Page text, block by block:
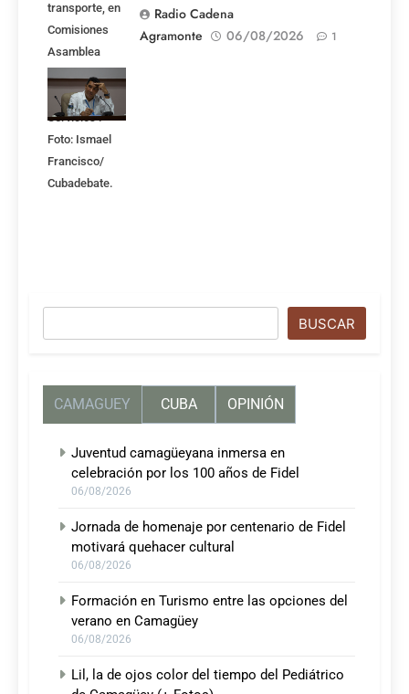
transporte, en
Comisiones
Asamblea
Nacional,
Atención a los
Servicios .
Foto: Ismael
Francisco/
Cubadebate.
Radio Cadena
Agramonte
06/08/2026 1
BUSCAR
CAMAGUEY CUBA OPINIÓN
Juventud camagüeyana inmersa en
celebración por los 100 años de Fidel
06/08/2026
Jornada de homenaje por centenario de Fidel
motivará quehacer cultural
06/08/2026
Formación en Turismo entre las opciones del
verano en Camagüey
06/08/2026
Lil, la de ojos color del tiempo del Pediátrico